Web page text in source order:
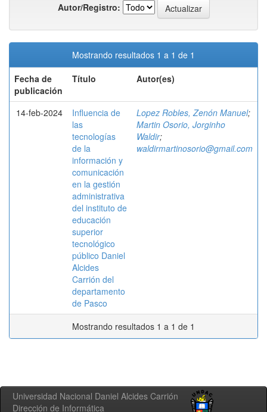
Autor/Registro:
Mostrando resultados 1 a 1 de 1
Fecha de
publicación
Título Autor(es)
14-feb-2024
Influencia de
las
tecnologías
de la
información y
comunicación
en la gestión
administrativa
del instituto de
educación
superior
tecnológico
público Daniel
Alcides
Carrión del
departamento
de Pasco
Lopez Robles, Zenón Manuel;
Martin Osorio, Jorginho
Waldir;
waldirmartinosorio@gmail.com
Mostrando resultados 1 a 1 de 1
Universidad Nacional Daniel Alcides Carrión
Dirección de Informática